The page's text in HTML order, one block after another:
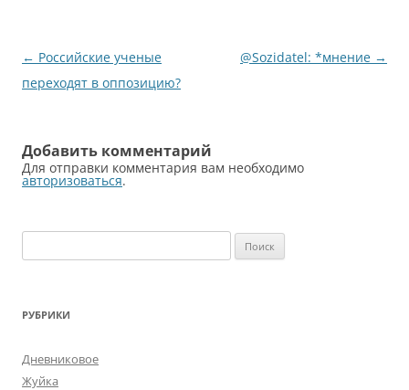
Навигация
по
← Российские ученые
переходят в оппозицию?
@Sozidatel: *мнение →
Добавить комментарий
Для отправки комментария вам необходимо
авторизоваться.
РУБРИКИ
Дневниковое
Жуйка